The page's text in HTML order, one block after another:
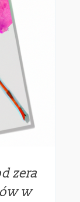
zera
w